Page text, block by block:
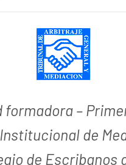
formadora –
de
de Escribanos